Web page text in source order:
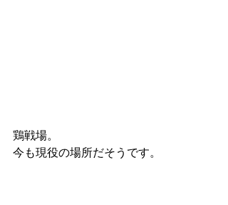
鶏戦場。
今も現役の場所だそうです。